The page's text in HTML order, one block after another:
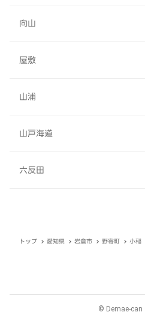
向山
屋敷
山浦
山戸海道
六反田
トップ 愛知県 岩倉市 野寄町 小稲
© Demae-can